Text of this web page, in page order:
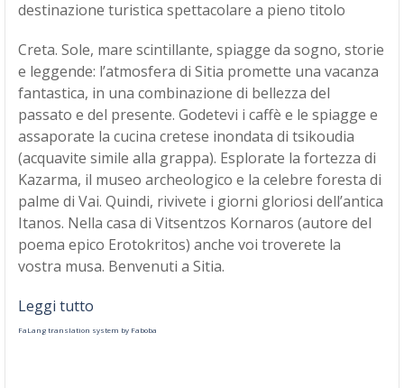
destinazione turistica spettacolare a pieno titolo
Creta. Sole, mare scintillante, spiagge da sogno, storie
e leggende: l’atmosfera di Sitia promette una vacanza
fantastica, in una combinazione di bellezza del
passato e del presente. Godetevi i caffè e le spiagge e
assaporate la cucina cretese inondata di tsikoudia
(acquavite simile alla grappa). Esplorate la fortezza di
Kazarma, il museo archeologico e la celebre foresta di
palme di Vai. Quindi, rivivete i giorni gloriosi dell’antica
Itanos. Nella casa di Vitsentzos Kornaros (autore del
poema epico Erotokritos) anche voi troverete la
vostra musa. Benvenuti a Sitia.
Leggi tutto
FaLang translation system by Faboba